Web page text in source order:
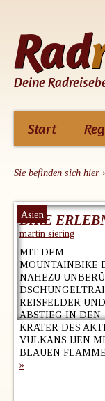
Rad
Deine
zumStart
Sie befinden sich hier
Asien
BIKE
martin siering
MIT DEM
MOUNTAINBIKE
NAHEZU
REISFELDER
ABSTIEG IN DEN
KRATER DES
VULKANS IJEN
BLAUEN
»